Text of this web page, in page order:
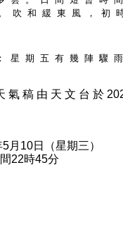
吹 和 緩 東 風 ， 初
星 期 五 有 幾 陣 驟
氣 稿 由 天 文 台 於
月10日（星期三）
22時45分